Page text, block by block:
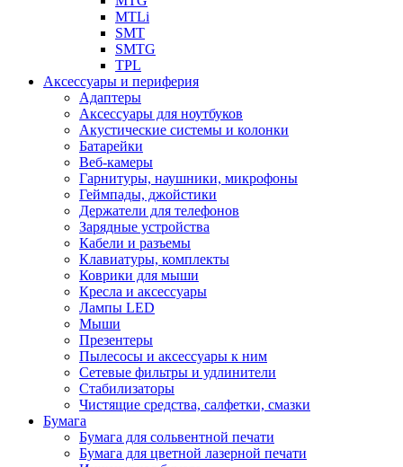
MTLi
SMT
SMTG
TPL
Аксессуары и периферия
Адаптеры
Аксессуары для ноутбуков
Акустические системы и колонки
Батарейки
Веб-камеры
Гарнитуры, наушники, микрофоны
Геймпады, джойстики
Держатели для телефонов
Зарядные устройства
Кабели и разъемы
Клавиатуры, комплекты
Коврики для мыши
Кресла и аксессуары
Лампы LED
Мыши
Презентеры
Пылесосы и аксессуары к ним
Сетевые фильтры и удлинители
Стабилизаторы
Чистящие средства, салфетки, смазки
Бумага
Бумага для сольвентной печати
Бумага для цветной лазерной печати